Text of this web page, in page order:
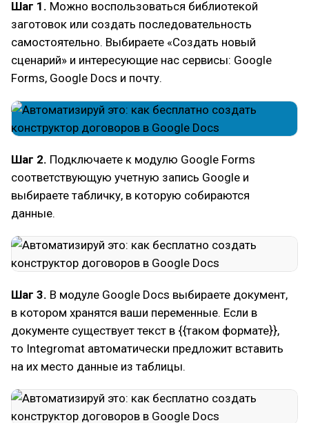
Шаг 1. Можно воспользоваться библиотекой
заготовок или создать последовательность
самостоятельно. Выбираете «Создать новый
сценарий» и интересующие нас сервисы: Google
Forms, Google Docs и почту.
Шаг 2. Подключаете к модулю Google Forms
соответствующую учетную запись Google и
выбираете табличку, в которую собираются
данные.
Шаг 3. В модуле Google Docs выбираете документ,
в котором хранятся ваши переменные. Если в
документе существует текст в {{таком формате}},
то Integromat автоматически предложит вставить
на их место данные из таблицы.